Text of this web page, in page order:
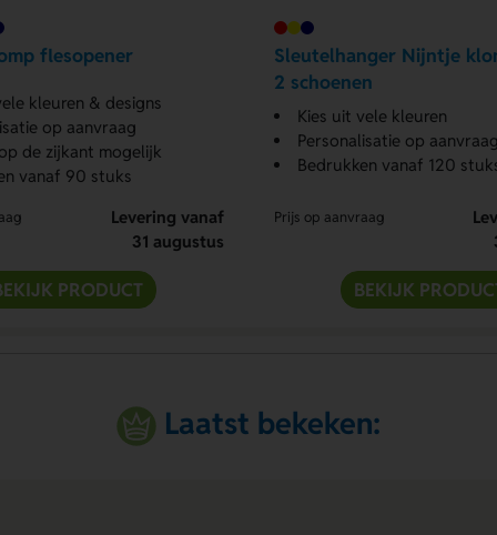
flesopener
kleuren & designs
op aanvraag
de zijkant mogelijk
vanaf 90 stuks
Levering vanaf
31 augustus
PRODUCT
Sleutelhanger Nijntje
2 schoenen
Kies uit vele kleuren
Personalisatie op
Bedrukken vanaf 120
Prijs op aanvraag
BEKIJK
Laatst bekeken: